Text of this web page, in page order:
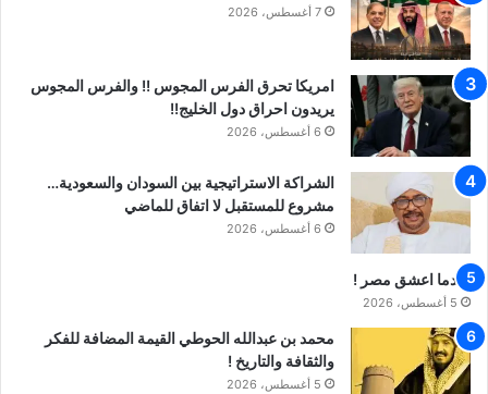
7 أغسطس، 2026
امريكا تحرق الفرس المجوس !! والفرس المجوس
يريدون احراق دول الخليج!!
6 أغسطس، 2026
الشراكة الاستراتيجية بين السودان والسعودية…
مشروع للمستقبل لا اتفاق للماضي
6 أغسطس، 2026
عندما اعشق مصر !
5 أغسطس، 2026
محمد بن عبدالله الحوطي القيمة المضافة للفكر
والثقافة والتاريخ !
5 أغسطس، 2026